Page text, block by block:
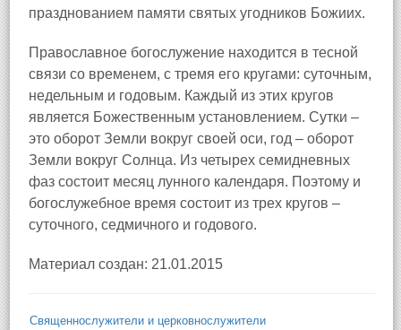
празднованием памяти святых угодников Божиих.
Православное богослужение находится в тесной
связи со временем, с тремя его кругами: суточным,
недельным и годовым. Каждый из этих кругов
является Божественным установлением. Сутки –
это оборот Земли вокруг своей оси, год – оборот
Земли вокруг Солнца. Из четырех семидневных
фаз состоит месяц лунного календаря. Поэтому и
богослужебное время состоит из трех кругов –
суточного, седмичного и годового.
Материал создан: 21.01.2015
Священнослужители и церковнослужители